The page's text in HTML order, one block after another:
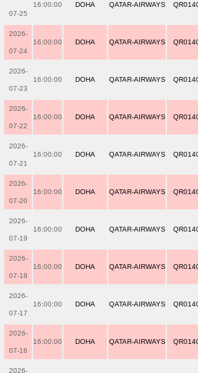
07-25
16:00:00 DOHA QATAR-AIRWAYS
2026-
07-24
16:00:00 DOHA QATAR-AIRWAYS
2026-
07-23
16:00:00 DOHA QATAR-AIRWAYS
2026-
07-22
16:00:00 DOHA QATAR-AIRWAYS
2026-
07-21
16:00:00 DOHA QATAR-AIRWAYS
2026-
07-20
16:00:00 DOHA QATAR-AIRWAYS
2026-
07-19
16:00:00 DOHA QATAR-AIRWAYS
2026-
07-18
16:00:00 DOHA QATAR-AIRWAYS
2026-
07-17
16:00:00 DOHA QATAR-AIRWAYS
2026-
07-16
16:00:00 DOHA QATAR-AIRWAYS
2026-